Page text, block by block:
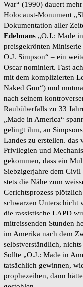
War“ (1990) dauert
Holocaust-Monument
Dokumentation aller
Edelmans „O.J.: Made
preisgekrönten
O.J. Simpson“ – ein
Oscar nominiert. Fast
mit dem komplizierten
Naked Gun“) und
nach seinem
Raubüberfalls zu 33
„Made in America“
gelingt ihm, an
Landes zu erstellen, das
Privilegien und
gekommen, dass ein
Siebzigerjahre dem Civil
stets die Nähe zum
Gerichtsprozess
schwarzen Unterschicht
die rassistische LAPD
mitreissenden Stunden
im Amerika nach dem
selbstverständlich,
Sollte „O.J.: Made in
tatsächlich gewinnen,
prophezeihen, dann